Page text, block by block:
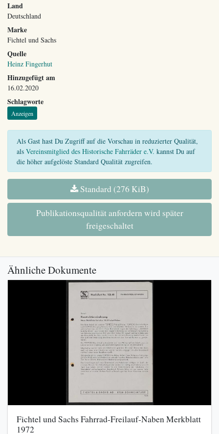
Land
Deutschland
Marke
Fichtel und Sachs
Quelle
Heinz Fingerhut
Hinzugefügt am
16.02.2020
Schlagworte
Anzeigen
Als Gast hast Du Zugriff auf die Vorschau in reduzierter Qualität,
als Vereinsmitglied des Historische Fahrräder e.V. kannst Du auf
die höher aufgelöste Standard Qualität zugreifen.
Standard (276 KiB)
Publikationsqualität anfordern wird später
freigeschaltet
Ähnliche Dokumente
Fichtel und Sachs Fahrrad-Freilauf-Naben Merkblatt
1972